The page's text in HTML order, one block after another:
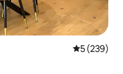
5 ud af 5 i
5 (239)